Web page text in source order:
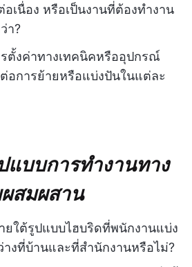
เนื่อง หรือเป็นงานที่ต้องทำงาน
า?
ตั้งค่าทางเทคนิคหรืออุปกรณ์
อการย้ายหรือแบ่งปันในแต่ละ
แบบการทำงานทาง
สมผสาน
ใต้รูปแบบไฮบริดที่พนักงานแบ่ง
างที่บ้านและที่สำนักงานหรือไม่?